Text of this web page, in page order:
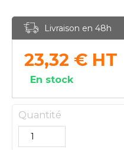
Livraison en 48h
23,32 € HT
En stock
Quantité